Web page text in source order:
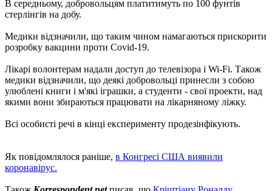
В середньому, добровольцям платитимуть по 100 фунтів
стерлінгів на добу.
Медики відзначили, що таким чином намагаються прискорити
розробку вакцини проти Covid-19.
Лікарі волонтерам надали доступ до телевізора і Wi-Fi. Також
медики відзначили, що деякі добровольці принесли з собою
улюблені книги і м'які іграшки, а студенти - свої проекти, над
якими вони збираються працювати на лікарняному ліжку.
Всі особисті речі в кінці експерименту продезінфікують.
Як повідомлялося раніше, в Конгресі США виявили
коронавірус.